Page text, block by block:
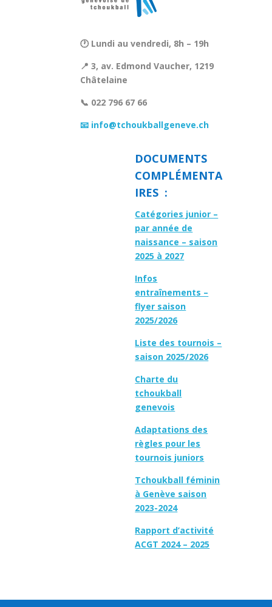
🕐 Lundi au vendredi, 8h – 19h
📍 3, av. Edmond Vaucher, 1219
Châtelaine
📞 022 796 67 66
📧 info@tchoukballgeneve.ch
DOCUMENTS
COMPLÉMENTA
IRES :
Catégories junior –
par année de
naissance – saison
2025 à 2027
Infos
entraînements –
flyer saison
2025/2026
Liste des tournois –
saison 2025/2026
Charte du
tchoukball
genevois
Adaptations des
règles pour les
tournois juniors
Tchoukball féminin
à Genève saison
2023-2024
Rapport d’activité
ACGT 2024 – 2025